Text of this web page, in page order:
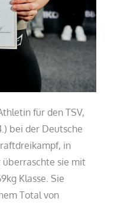
für den TSV,
bei der Deutsche
in
sie mit
Klasse. Sie
Total von